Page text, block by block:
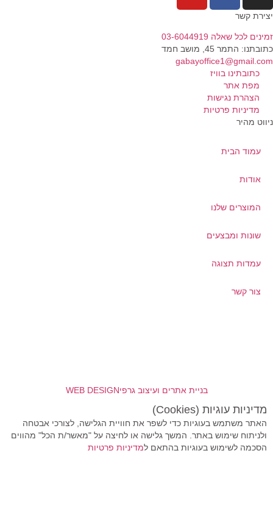
קשר
לכל שאלה 03-6044919
התמר 45, מושב חמד​
כתובתינו בוויז
מפת אתר
הצהרת נגישות
מדיניות פרטיות
מהיר
עמוד הבית
אודות
המוצרים שלנו
שונות ומבצעים
עמדות תצוגה
צור קשר
בניית אתרים ועיצוב גרפיWEB DESIGN
מדיניות עוגיות (Cookies)
האתר משתמש בעוגיות כדי לשפר את חוויית הגלישה, לצורכי אבטחה
ולניתוח שימוש באתר. המשך גלישה או לחיצה על "מאשר/ת הכל" מהווים
הסכמה לשימוש בעוגיות בהתאם ל מדיניות פרטיות